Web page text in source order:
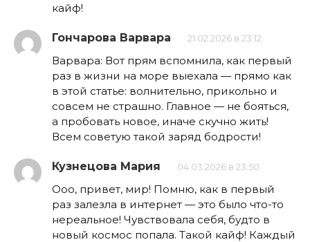
кайф!
Гончарова Варвара 21.02.2026 в 23:12
Варвара: Вот прям вспомнила, как первый
раз в жизни на море выехала — прямо как
в этой статье: волнительно, прикольно и
совсем не страшно. Главное — не бояться,
а пробовать новое, иначе скучно жить!
Всем советую такой заряд бодрости!
Кузнецова Мария 04.03.2026 в 23:50
Ооо, привет, мир! Помню, как в первый
раз залезла в интернет — это было что-то
нереальное! Чувствовала себя, будто в
новый космос попала. Такой кайф! Каждый